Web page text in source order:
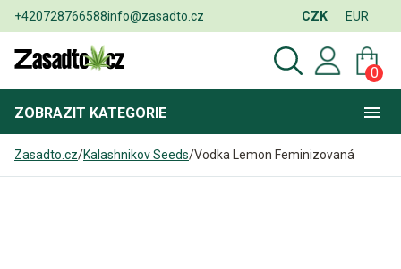
+420728766588info@zasadto.cz CZK EUR
0
ZOBRAZIT KATEGORIE
Zasadto.cz/Kalashnikov Seeds/Vodka Lemon Feminizovaná